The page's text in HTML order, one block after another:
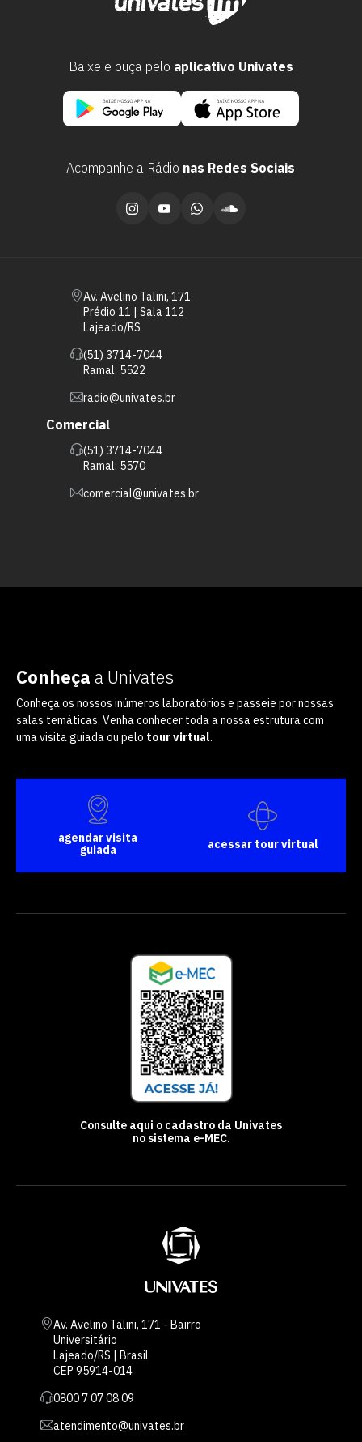
Av. Avelino Talini, 171
Prédio 11 | Sala 112
Lajeado/RS
(51) 3714-7044
Ramal: 5522
radio@univates.br
Comercial
(51) 3714-7044
Ramal: 5570
comercial@univates.br
Acompanhe a Rádio nas Redes Sociais
Baixe e ouça pelo aplicativo Univates
Conheça a Univates
Conheça os nossos inúmeros laboratórios e passeie por nossas
salas temáticas. Venha conhecer toda a nossa estrutura com
uma visita guiada ou pelo tour virtual.
agendar visita
guiada
acessar tour virtual
Consulte aqui o cadastro da Univates
no sistema e-MEC.
Av. Avelino Talini, 171 - Bairro
Universitário
Lajeado/RS | Brasil
CEP 95914-014
0800 7 07 08 09
atendimento@univates.br
Escolha a vaga que você
quer concorrer:
vagas a partir do 2º ano de curso